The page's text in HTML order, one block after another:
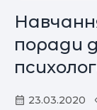
поради
23.03.2020